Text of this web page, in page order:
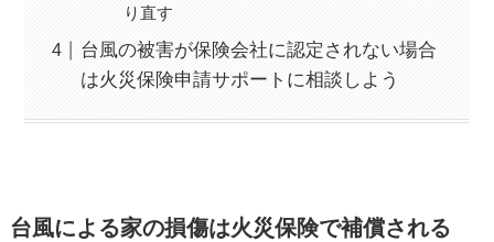
り直す
台風の被害が保険会社に認定されない場合
は火災保険申請サポートに相談しよう
台風による家の損傷は火災保険で補償される